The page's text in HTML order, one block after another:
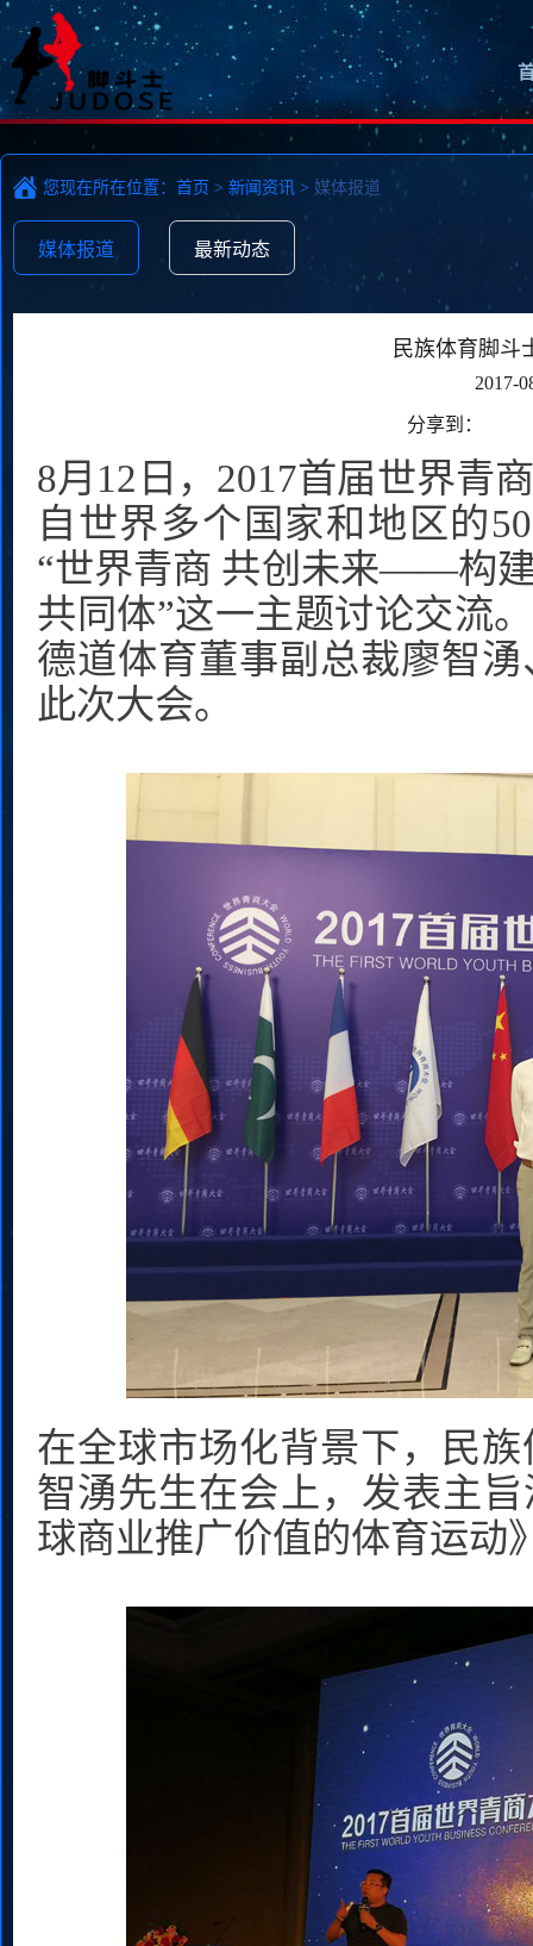
您现在所在位置： 首页 > 新闻资讯 > 媒体报道
媒体报道 最新动态
民族体育脚斗
2017-
分享到：
8月12日，2017首届世界青
自世界多个国家和地区的
“世界青商 共创未来——构
共同体”这一主题讨论交流
德道体育董事副总裁廖智
此次大会。
在全球市场化背景下，民
智湧先生在会上，发表主
球商业推广价值的体育运动